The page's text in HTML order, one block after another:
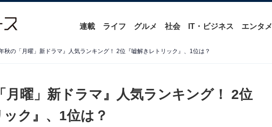
連載 ライフ グルメ 社会 IT・ビジネス エンタメ
秋の「月曜」新ドラマ』人気ランキング！ 2位『嘘解きレトリック』、1位は？
月曜」新ドラマ』人気ランキング！ 2位
ック』、1位は？